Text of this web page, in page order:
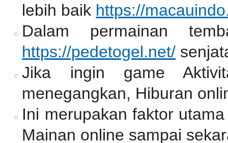
lebih baik https://
Dalam permainan
https://pedetogel.net/
Jika ingin game
menegangkan, Hiburan
Ini merupakan faktor
Mainan online sampai